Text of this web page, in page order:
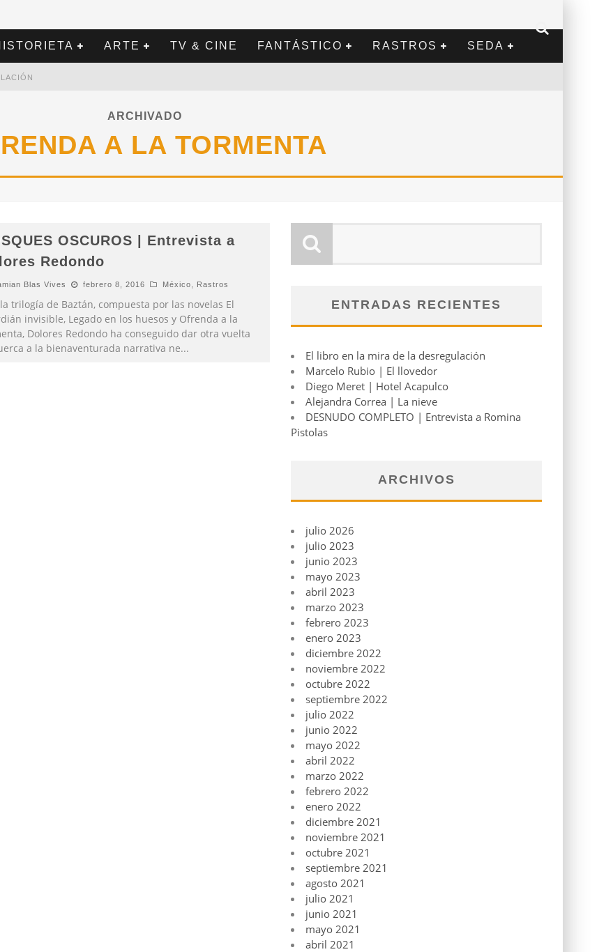
ARTE TV & CINE FANTÁSTICO RASTROS SEDA
ARCHIVADO
A LA TORMENTA
OSCUROS | Entrevista a
Redondo
Blas Vives febrero 8, 2016 México Rastros
trilogía de Baztán, compuesta por las novelas El
invisible, Legado en los huesos y Ofrenda a la
Dolores Redondo ha conseguido dar otra vuelta
a la bienaventurada narrativa ne...
ENTRADAS RECIENTES
El libro en la mira de la desregulación
Marcelo Rubio | El llovedor
Diego Meret | Hotel Acapulco
Alejandra Correa | La nieve
DESNUDO COMPLETO | Entrevista a Romina
Pistolas
ARCHIVOS
julio 2026
julio 2023
junio 2023
mayo 2023
abril 2023
marzo 2023
febrero 2023
enero 2023
diciembre 2022
noviembre 2022
octubre 2022
septiembre 2022
julio 2022
junio 2022
mayo 2022
abril 2022
marzo 2022
febrero 2022
enero 2022
diciembre 2021
noviembre 2021
octubre 2021
septiembre 2021
agosto 2021
julio 2021
junio 2021
mayo 2021
abril 2021